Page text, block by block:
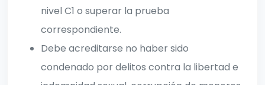
nivel C1 o superar la prueba
correspondiente.
Debe acreditarse no haber sido
condenado por delitos contra la libertad e